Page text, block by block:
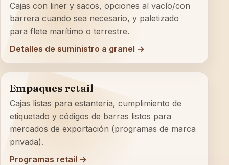
Cajas con liner y sacos, opciones al vacío/con
barrera cuando sea necesario, y paletizado
para flete marítimo o terrestre.
Detalles de suministro a granel →
Empaques retail
Cajas listas para estantería, cumplimiento de
etiquetado y códigos de barras listos para
mercados de exportación (programas de marca
privada).
Programas retail →